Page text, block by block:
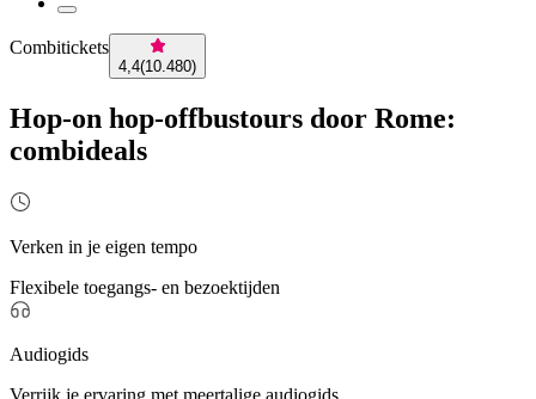
Combitickets
4,4(10.480)
Hop-on hop-offbustours door Rome:
combideals
Verken in je eigen tempo
Flexibele toegangs- en bezoektijden
Audiogids
Verrijk je ervaring met meertalige audiogids